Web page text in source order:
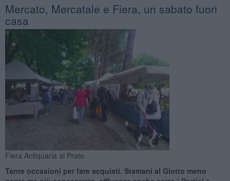
Mercato, Mercatale e Fiera, un sabato fuori
casa
Fiera Antiquaria al Prato
Tante occasioni per fare acquisti. Stamani al Giotto meno